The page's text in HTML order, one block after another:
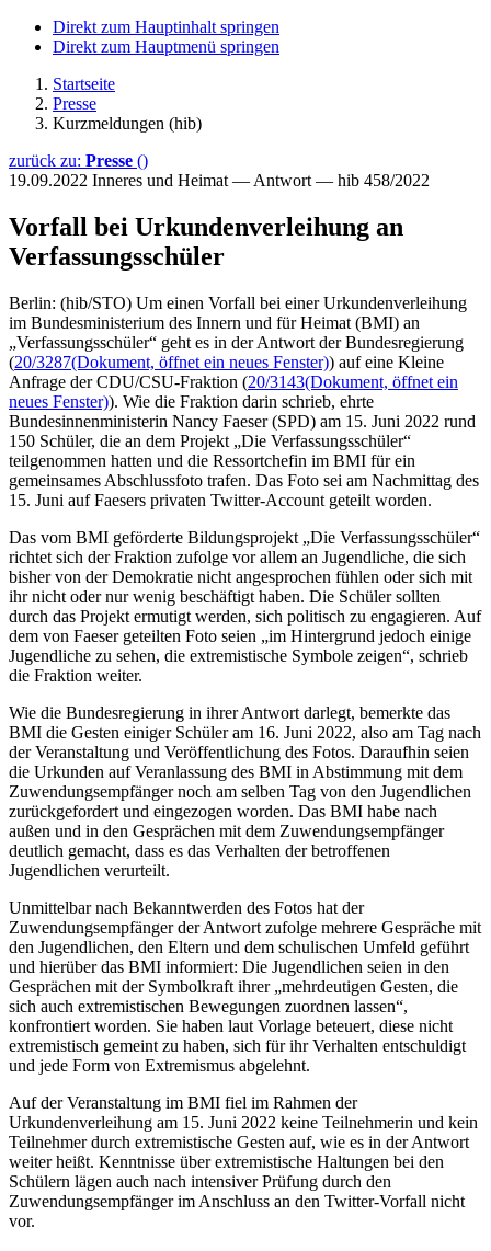
Direkt zum Hauptinhalt springen
Direkt zum Hauptmenü springen
Startseite
Presse
Kurzmeldungen (hib)
zurück zu: Presse ()
19.09.2022 Inneres und Heimat — Antwort — hib 458/2022
Vorfall bei Urkundenverleihung an
Verfassungsschüler
Berlin: (hib/STO) Um einen Vorfall bei einer Urkundenverleihung
im Bundesministerium des Innern und für Heimat (BMI) an
„Verfassungsschüler“ geht es in der Antwort der Bundesregierung
(20/3287(Dokument, öffnet ein neues Fenster)) auf eine Kleine
Anfrage der CDU/CSU-Fraktion (20/3143(Dokument, öffnet ein
neues Fenster)). Wie die Fraktion darin schrieb, ehrte
Bundesinnenministerin Nancy Faeser (SPD) am 15. Juni 2022 rund
150 Schüler, die an dem Projekt „Die Verfassungsschüler“
teilgenommen hatten und die Ressortchefin im BMI für ein
gemeinsames Abschlussfoto trafen. Das Foto sei am Nachmittag des
15. Juni auf Faesers privaten Twitter-Account geteilt worden.
Das vom BMI geförderte Bildungsprojekt „Die Verfassungsschüler“
richtet sich der Fraktion zufolge vor allem an Jugendliche, die sich
bisher von der Demokratie nicht angesprochen fühlen oder sich mit
ihr nicht oder nur wenig beschäftigt haben. Die Schüler sollten
durch das Projekt ermutigt werden, sich politisch zu engagieren. Auf
dem von Faeser geteilten Foto seien „im Hintergrund jedoch einige
Jugendliche zu sehen, die extremistische Symbole zeigen“, schrieb
die Fraktion weiter.
Wie die Bundesregierung in ihrer Antwort darlegt, bemerkte das
BMI die Gesten einiger Schüler am 16. Juni 2022, also am Tag nach
der Veranstaltung und Veröffentlichung des Fotos. Daraufhin seien
die Urkunden auf Veranlassung des BMI in Abstimmung mit dem
Zuwendungsempfänger noch am selben Tag von den Jugendlichen
zurückgefordert und eingezogen worden. Das BMI habe nach
außen und in den Gesprächen mit dem Zuwendungsempfänger
deutlich gemacht, dass es das Verhalten der betroffenen
Jugendlichen verurteilt.
Unmittelbar nach Bekanntwerden des Fotos hat der
Zuwendungsempfänger der Antwort zufolge mehrere Gespräche mit
den Jugendlichen, den Eltern und dem schulischen Umfeld geführt
und hierüber das BMI informiert: Die Jugendlichen seien in den
Gesprächen mit der Symbolkraft ihrer „mehrdeutigen Gesten, die
sich auch extremistischen Bewegungen zuordnen lassen“,
konfrontiert worden. Sie haben laut Vorlage beteuert, diese nicht
extremistisch gemeint zu haben, sich für ihr Verhalten entschuldigt
und jede Form von Extremismus abgelehnt.
Auf der Veranstaltung im BMI fiel im Rahmen der
Urkundenverleihung am 15. Juni 2022 keine Teilnehmerin und kein
Teilnehmer durch extremistische Gesten auf, wie es in der Antwort
weiter heißt. Kenntnisse über extremistische Haltungen bei den
Schülern lägen auch nach intensiver Prüfung durch den
Zuwendungsempfänger im Anschluss an den Twitter-Vorfall nicht
vor.